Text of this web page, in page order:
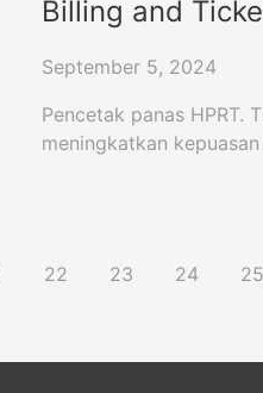
Billing and
September 5, 2024
Pencetak panas HPRT.
meningkatkan
22 23 24 25